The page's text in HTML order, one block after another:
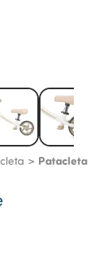
> Patacleta